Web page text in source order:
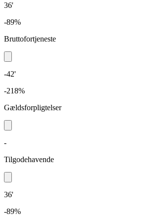
36'
-89%
Bruttofortjeneste
-42'
-218%
Gældsforpligtelser
-
Tilgodehavende
36'
-89%